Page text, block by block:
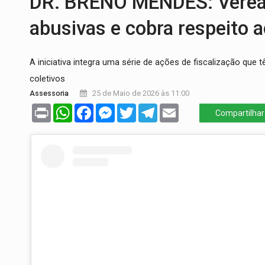
EMOCIONE:PRESENTES: Confira os
VOVÔ LADRÃO: Idoso é filmado
VÍDEO:Motoboy de delivery sofre
A ILHA:Coreografia de Rondônia estreia
abusivas e cobra respeito
A iniciativa integra uma série de ações de fiscalização
coletivos
Assessoria 25 de Maio de 2026 às 11:00
Print WhatsAppFacebookMessenger
TwitterTelegram Compartilhar